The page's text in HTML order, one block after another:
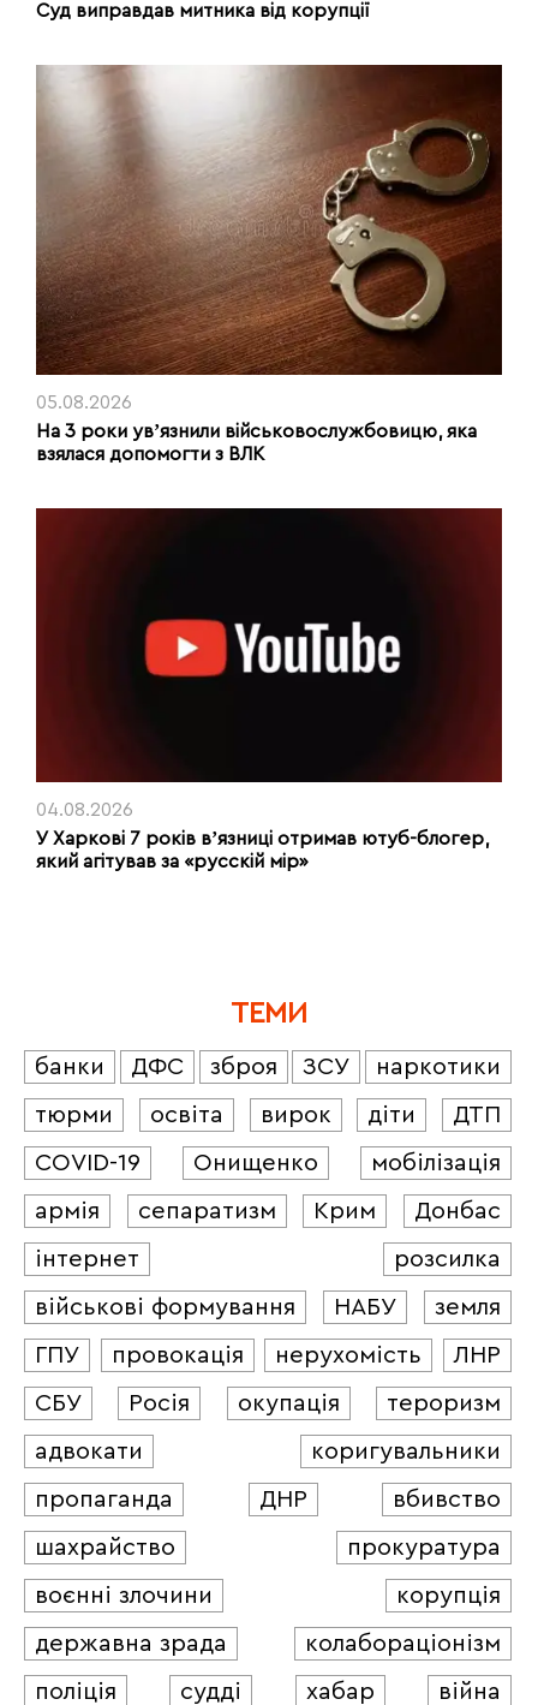
Суд виправдав митника від корупції
05.08.2026
На 3 роки увʼязнили військовослужбовицю, яка
взялася допомогти з ВЛК
04.08.2026
У Харкові 7 років вʼязниці отримав ютуб-блогер,
який агітував за «русскій мір»
ТЕМИ
банки ДФС зброя ЗСУ
наркотики
тюрми
освіта вирок діти
ДТП
COVID-19
Онищенко
мобілізація
армія
сепаратизм Крим
Донбас
інтернет
розсилка
військові формування
НАБУ
земля
ГПУ
провокація нерухомість
ЛНР
СБУ
Росія окупація
тероризм
адвокати
коригувальники
пропаганда
ДНР
вбивство
шахрайство
прокуратура
воєнні злочини
корупція
державна зрада
колабораціонізм
поліція
судді хабар війна